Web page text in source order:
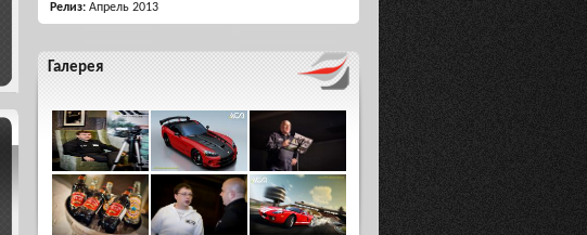
Релиз:Апрель 2013
Галерея